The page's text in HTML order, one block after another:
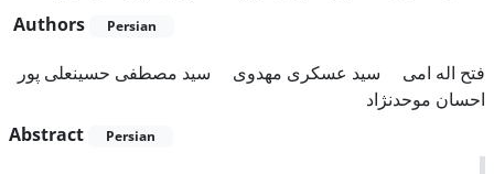
Authors Persian
فتح اله امی سید عسکری مهدوی
سید مصطفی حسینعلی پور
احسان موحدنژاد
Abstract
Persian